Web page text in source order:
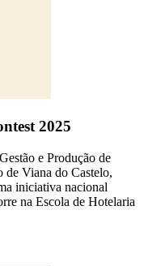
2025
e Produção de
de Viana do Castelo,
iniciativa nacional
na Escola de Hotelaria